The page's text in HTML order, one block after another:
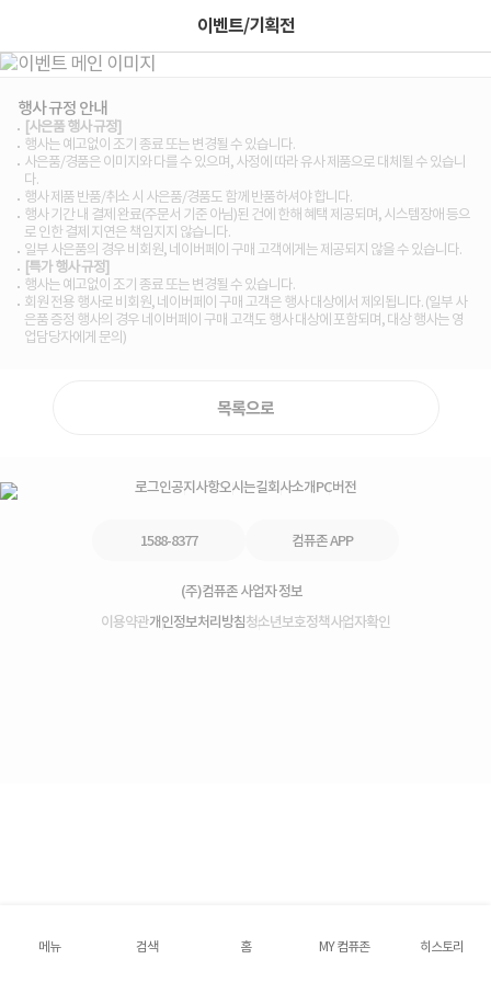
이벤트/기획전
행사 규정 안내
[사은품 행사 규정]
행사는 예고없이 조기 종료 또는 변경될 수 있습니다.
사은품/경품은 이미지와 다를 수 있으며, 사정에 따라 유사 제품으로 대체될 수 있습니
다.
행사 제품 반품/취소 시 사은품/경품도 함께 반품하셔야 합니다.
행사 기간 내 결제 완료(주문서 기준 아님)된 건에 한해 혜택 제공되며, 시스템장애 등으
로 인한 결제 지연은 책임지지 않습니다.
일부 사은품의 경우 비회원, 네이버페이 구매 고객에게는 제공되지 않을 수 있습니다.
[특가 행사 규정]
행사는 예고없이 조기 종료 또는 변경될 수 있습니다.
회원 전용 행사로 비회원, 네이버페이 구매 고객은 행사 대상에서 제외됩니다. (일부 사
은품 증정 행사의 경우 네이버페이 구매 고객도 행사 대상에 포함되며, 대상 행사는 영
업담당자에게 문의)
목록으로
메뉴 검색 홈 MY 컴퓨존 히스토리
로그인공지사항오시는길회사소개PC버전
1588-8377 컴퓨존 APP
(주)컴퓨존 사업자 정보
이용약관개인정보처리방침청소년보호정책사업자확인